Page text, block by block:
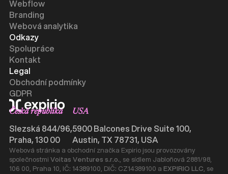
Česká republika
Slezská 844/96,
Praha, 130 00
USA
5900 Balcones Drive Suite 100,
Austin, TX 78731, USA
Webová stránka a obchodní značka Expirio jsou provozovány
společnostmi Voitas Ventures s.r.o., se sídlem Jabloňová 2881/98,
106 00, Praha 10, IČ: 14389100, DIČ: CZ14389100 a EXPIRIO LLC, se
Webflow
Branding
Webová analytika
Odkazy
Spolupráce
Kontakt
Legal
Obchodní podmínky
GDPR